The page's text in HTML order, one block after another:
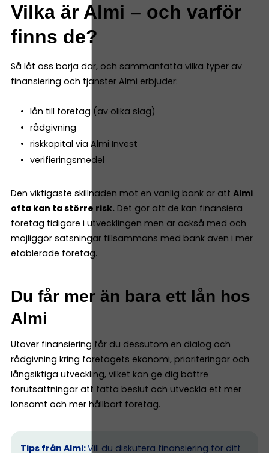
Vilka är Almi – och varför
finns de?
Så låt oss börja där, och sammanfatta vilka typer av
finansiering och tjänster Almi erbjuder:
lån till företag (av olika slag)
rådgivning
riskkapital via Almi Invest
verifieringsmedel
Den viktigaste skillnaden mot en vanlig bank är att Almi
ofta kan ta större risk. Det gör att de kan finansiera
företag tidigare i utvecklingen men är också med och
möjliggör satsningar tillsammans med bank även i mer
etablerade företag.
Du får mer än bara ett lån hos
Almi
Utöver finansiering får du dessutom en dialog och
rådgivning kring företagets ekonomi, prioriteringar och
långsiktiga utveckling, vilket kan ge dig bättre
förutsättningar att fatta beslut och utveckla ett mer
lönsamt och mer hållbart företag.
Tips från Almi:Vill du diskutera finansiering för ditt